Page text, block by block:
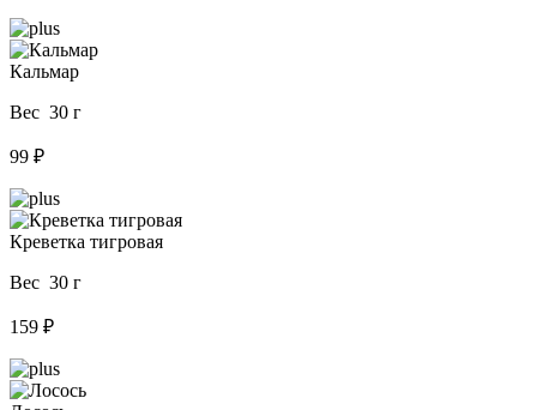
Кальмар
Вес 30 г
99 ₽
Креветка тигровая
Вес 30 г
159 ₽